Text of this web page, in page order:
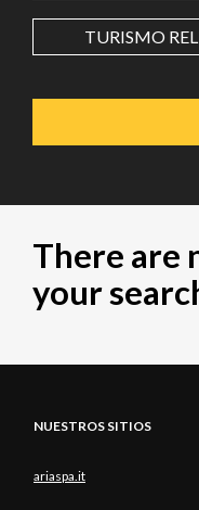
Value in decimal
TURISMO
There are
your
NUESTROS SITIOS
ariaspa.it